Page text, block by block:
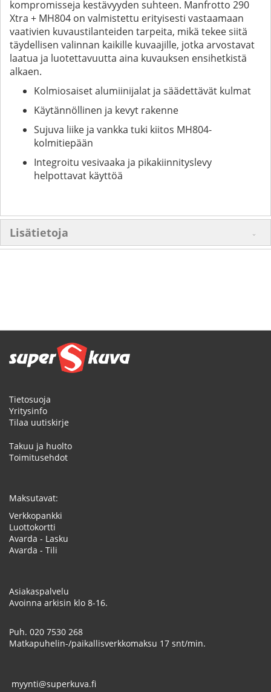
kompromisseja kestävyyden suhteen. Manfrotto 290
Xtra + MH804 on valmistettu erityisesti vastaamaan
vaativien kuvaustilanteiden tarpeita, mikä tekee siitä
täydellisen valinnan kaikille kuvaajille, jotka arvostavat
laatua ja luotettavuutta aina kuvauksen ensihetkistä
alkaen.
Kolmiosaiset alumiinijalat ja säädettävät kulmat
Käytännöllinen ja kevyt rakenne
Sujuva liike ja vankka tuki kiitos MH804-
kolmitiepään
Integroitu vesivaaka ja pikakiinnityslevy
helpottavat käyttöä
Lisätietoja
Tietosuoja
Yritysinfo
Tilaa uutiskirje
Takuu ja huolto
Toimitusehdot
Maksutavat:
Verkkopankki
Luottokortti
Avarda - Lasku
Avarda - Tili
Asiakaspalvelu
Avoinna arkisin klo 8-16.
Puh. 020 7530 268
Matkapuhelin-/paikallisverkkomaksu 17 snt/min.
myynti@superkuva.fi